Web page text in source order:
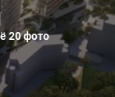
20 фото